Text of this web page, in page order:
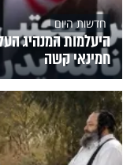
חדשות היום
היעלמות המנהיג
חמינאי קשה